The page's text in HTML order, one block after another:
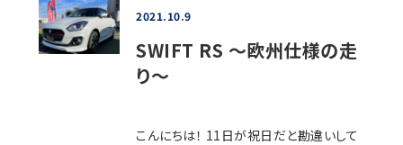
2021.10.9
SWIFT RS ～欧州仕様の走
り～
こんにちは！ 11日が祝日だと勘違いして